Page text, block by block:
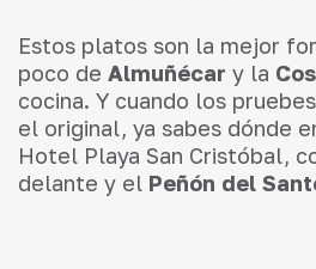
Estos platos son la mejor
poco de Almuñécar y la
cocina. Y cuando los
el original, ya sabes dónde
Hotel Playa San Cristóbal,
delante y el Peñón del